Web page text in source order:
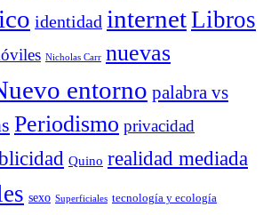
identidad internetLibros
Nicholas Carr nuevas
entorno palabra vs
Periodismo privacidad
Quino realidad mediada
sexo Superficiales tecnología y ecología